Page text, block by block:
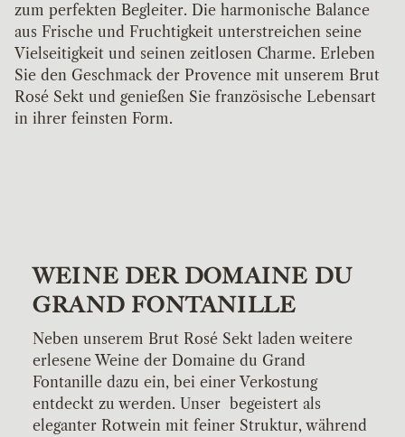
zum perfekten Begleiter. Die harmonische Balance
aus Frische und Fruchtigkeit unterstreichen seine
Vielseitigkeit und seinen zeitlosen Charme. Erleben
Sie den Geschmack der Provence mit unserem Brut
Rosé Sekt und genießen Sie französische Lebensart
in ihrer feinsten Form.
WEINE DER DOMAINE DU
GRAND FONTANILLE
Neben unserem Brut Rosé Sekt laden weitere
erlesene Weine der Domaine du Grand
Fontanille dazu ein, bei einer Verkostung
entdeckt zu werden. Unser begeistert als
eleganter Rotwein mit feiner Struktur, während